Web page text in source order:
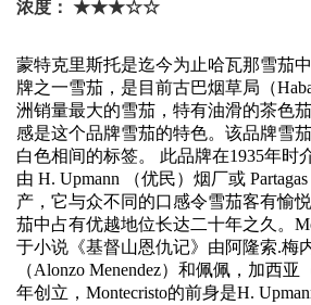
浓度： ★★★☆☆
蒙特克里斯托是迄今为止哈瓦那雪茄
牌之一雪茄，是目前古巴烟草局（
洲销量最大的雪茄，特有油滑的茶色
感是这个品牌雪茄的特色。该品牌雪
白色相间的标签。 此品牌在1935年时
由 H. Upmann （优民）烟厂或
产，它与众不同的口感令雪茄客有愉
茄中占有优越地位长达二十年之久。
于小说《基督山恩仇记》由阿隆索.梅
（Alonzo Menendez）和佩佩，加西亚
年创立，Montecristo的前身是H.